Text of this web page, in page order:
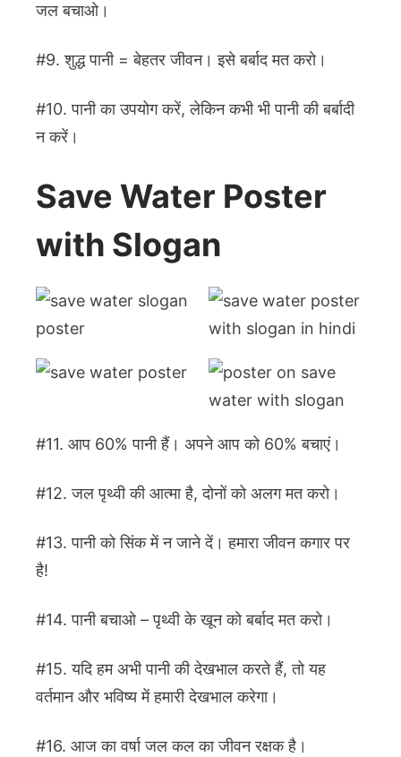
जल बचाओ।
#9. शुद्ध पानी = बेहतर जीवन। इसे बर्बाद मत करो।
#10. पानी का उपयोग करें, लेकिन कभी भी पानी की बर्बादी
न करें।
Save Water Poster
with Slogan
#11. आप 60% पानी हैं। अपने आप को 60% बचाएं।
#12. जल पृथ्वी की आत्मा है, दोनों को अलग मत करो।
#13. पानी को सिंक में न जाने दें। हमारा जीवन कगार पर
है!
#14. पानी बचाओ – पृथ्वी के खून को बर्बाद मत करो।
#15. यदि हम अभी पानी की देखभाल करते हैं, तो यह
वर्तमान और भविष्य में हमारी देखभाल करेगा।
#16. आज का वर्षा जल कल का जीवन रक्षक है।